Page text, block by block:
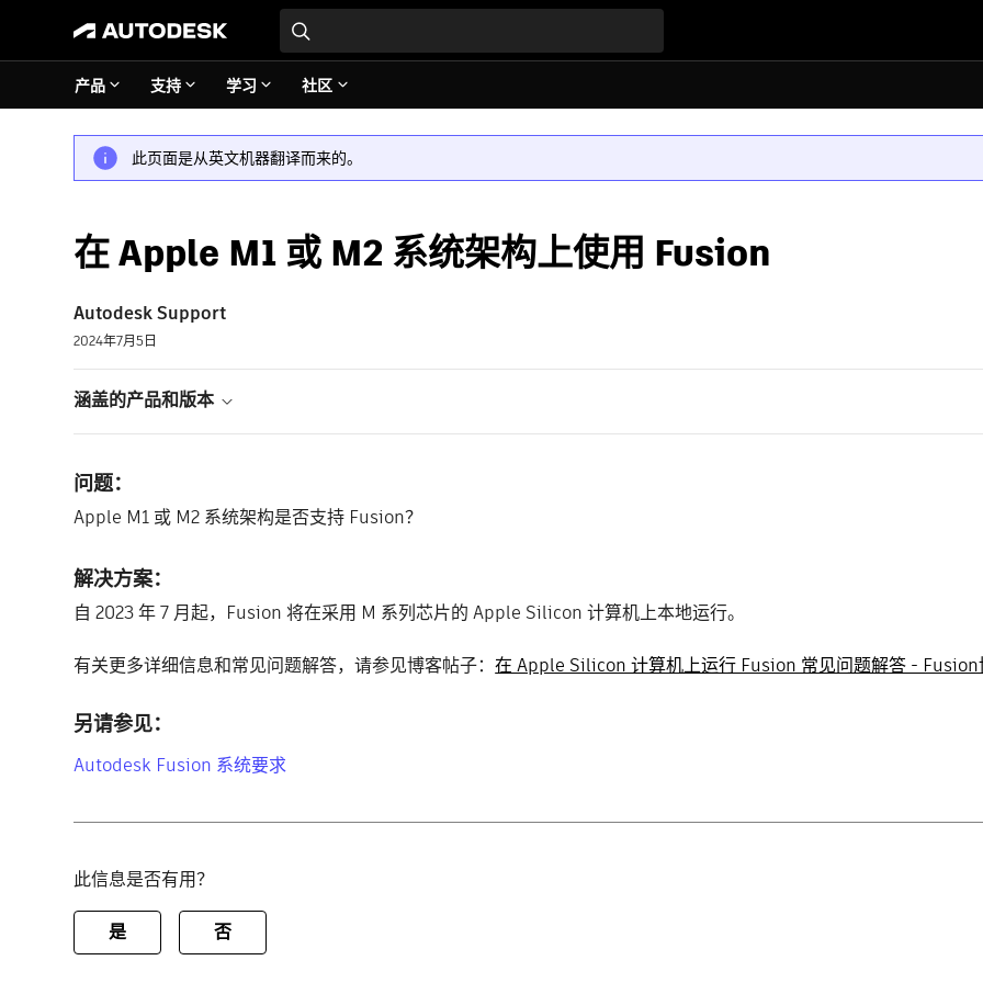
产品 支持 学习 社区
此页面是从英文机器翻译而来的。
在 Apple M1 或 M2 系统架构上使用 Fusion
Autodesk Support
2024年7月5日
涵盖的产品和版本
问题：
Apple M1 或 M2 系统架构是否支持 Fusion？
解决方案：
自 2023 年 7 月起，Fusion 将在采用 M 系列芯片的 Apple Silicon 计算机上本地运行。
有关更多详细信息和常见问题解答，请参见博客帖子：在 Apple Silicon 计算机上运行 Fusion 常见问题解答 - Fusion
另请参见：
Autodesk Fusion 系统要求
此信息是否有用？
是 否